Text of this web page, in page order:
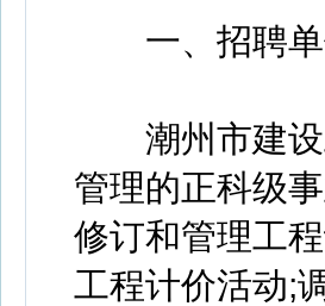
一、招聘单
潮州市建设
管理的正科级
修订和管理工
工程计价活动;